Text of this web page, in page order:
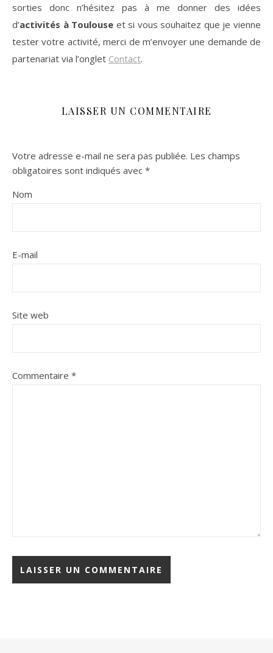
sorties donc n’hésitez pas à me donner des idées
d’activités à Toulouse et si vous souhaitez que je vienne
tester votre activité, merci de m’envoyer une demande de
partenariat via l’onglet Contact.
LAISSER UN COMMENTAIRE
Votre adresse e-mail ne sera pas publiée. Les champs
obligatoires sont indiqués avec *
Nom
E-mail
Site web
Commentaire *